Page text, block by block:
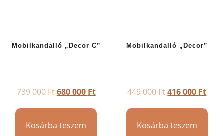
Mobilkandalló „Decor C”
739 000Ft680 000 Ft
Kosárba teszem
Mobilkandalló „Decor”
449 000Ft416 000 Ft
Kosárba teszem